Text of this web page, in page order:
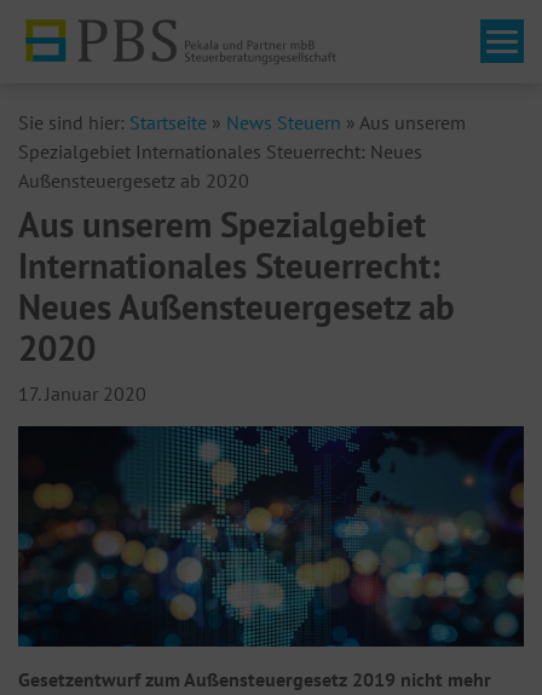
Sie sind hier: Startseite » News Steuern » Aus unserem
Spezialgebiet Internationales Steuerrecht: Neues
Außensteuergesetz ab 2020
Aus unserem Spezialgebiet
Internationales Steuerrecht:
Neues Außensteuergesetz ab
2020
17. Januar 2020
Gesetzentwurf zum Außensteuergesetz 2019 nicht mehr